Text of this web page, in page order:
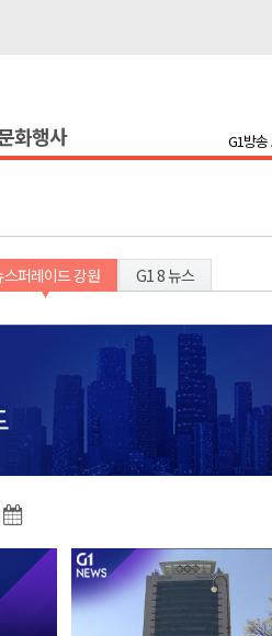
화행사 G1방송
스퍼레이드 강원 G1 8 뉴스